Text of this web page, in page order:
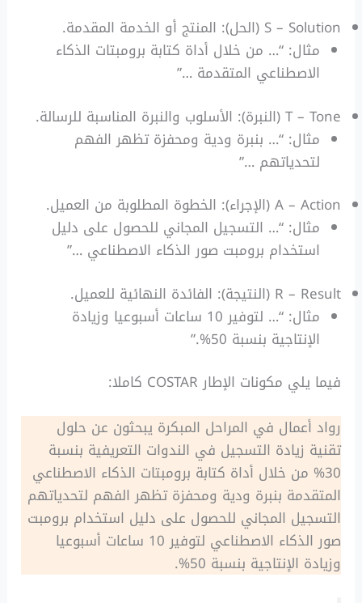
S – Solution (الحل): المنتج أو الخدمة المقدمة.
مثال: “… من خلال أداة كتابة برومبتات الذكاء
الاصطناعي المتقدمة …”
T – Tone (النبرة): الأسلوب والنبرة المناسبة للرسالة.
مثال: “… بنبرة ودية ومحفزة تظهر الفهم
لتحدياتهم …”
A – Action (الإجراء): الخطوة المطلوبة من العميل.
مثال: “… التسجيل المجاني للحصول على دليل
استخدام برومبت صور الذكاء الاصطناعي …”
R – Result (النتيجة): الفائدة النهائية للعميل.
مثال: “… لتوفير 10 ساعات أسبوعيا وزيادة
الإنتاجية بنسبة 50%.”
فيما يلي مكونات الإطار COSTAR كاملا:
رواد أعمال في المراحل المبكرة يبحثون عن حلول
تقنية زيادة التسجيل في الندوات التعريفية بنسبة
30% من خلال أداة كتابة برومبتات الذكاء الاصطناعي
المتقدمة بنبرة ودية ومحفزة تظهر الفهم لتحدياتهم
التسجيل المجاني للحصول على دليل استخدام برومبت
صور الذكاء الاصطناعي لتوفير 10 ساعات أسبوعيا
وزيادة الإنتاجية بنسبة 50%.